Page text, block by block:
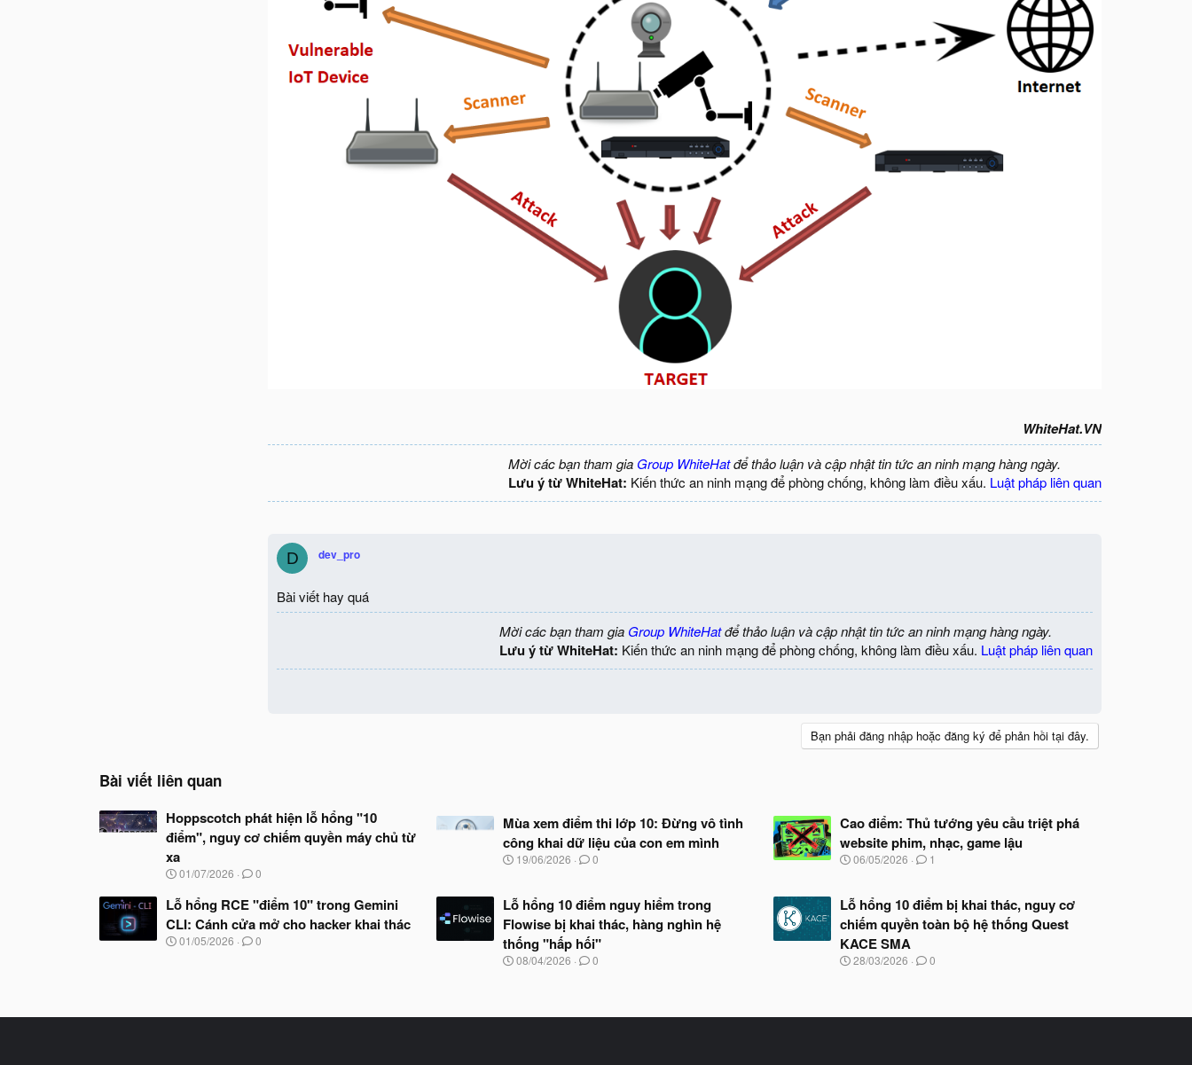
WhiteHat.VN
Mời các bạn tham gia Group WhiteHatđể thảo luận và cập nhật tin tức an ninh mạng hàng ngày.
Lưu ý từ WhiteHat: Kiến thức an ninh mạng để phòng chống, không làm điều xấu. Luật pháp liên quan
D dev_pro
Bài viết hay quá
Mời các bạn tham gia Group WhiteHatđể thảo luận và cập nhật tin tức an ninh mạng hàng ngày.
Lưu ý từ WhiteHat: Kiến thức an ninh mạng để phòng chống, không làm điều xấu. Luật pháp liên quan
Bạn phải đăng nhập hoặc đăng ký để phản hồi tại đây.
Bài viết liên quan
Hoppscotch phát hiện lỗ hổng "10
điểm", nguy cơ chiếm quyền máy chủ từ
xa
N
à
y
b
ắ
01/07/2026 0
Mùa xem điểm thi lớp 10: Đừng vô tình
công khai dữ liệu của con em mình
N
y
b
ắ
t
đ
19/06/2026 0
Cao điểm: Thủ tướng yêu cầu triệt phá
website phim, nhạc, game lậu
N
y
b
ắ
t
đ
06/05/2026 1
Lỗ hổng RCE "điểm 10" trong Gemini
CLI: Cánh cửa mở cho hacker khai thác
N
01/05/2026 0
Lỗ hổng 10 điểm nguy hiểm trong
Flowise bị khai thác, hàng nghìn hệ
thống "hấp hối"
N
b
08/04/2026 0
Lỗ hổng 10 điểm bị khai thác, nguy cơ
chiếm quyền toàn bộ hệ thống Quest
KACE SMA
N
b
28/03/2026 0